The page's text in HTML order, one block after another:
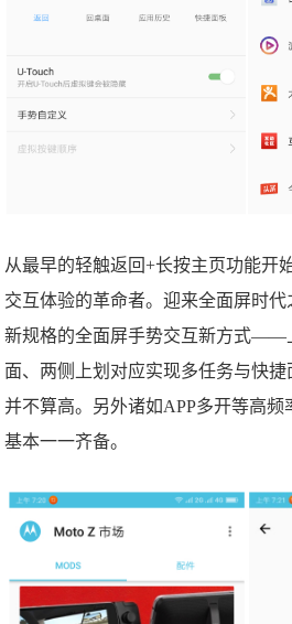
从最早的轻触返回+长按主页功能开
交互体验的革命者。迎来全面屏时
新规格的全面屏手势交互新方式——
面、两侧上划对应实现多任务与快
并不算高。另外诸如APP多开等高
基本一一齐备。